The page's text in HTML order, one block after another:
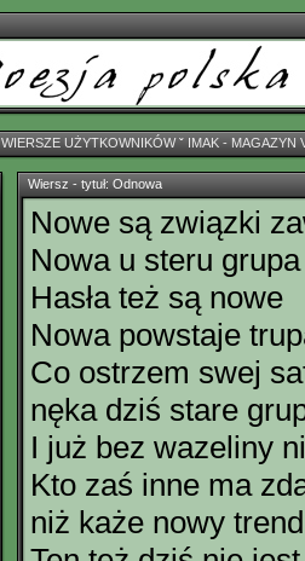
WIERSZE UŻYTKOWNIKÓWˇ IMAK - MAGAZYN
Wiersz - tytuł: Odnowa
Nowe są związki
Nowa u steru grupa
Hasła też są nowe
Nowa powstaje
Co ostrzem swej
nęka dziś stare
I już bez wazeliny
Kto zaś inne ma
niż każe nowy trend